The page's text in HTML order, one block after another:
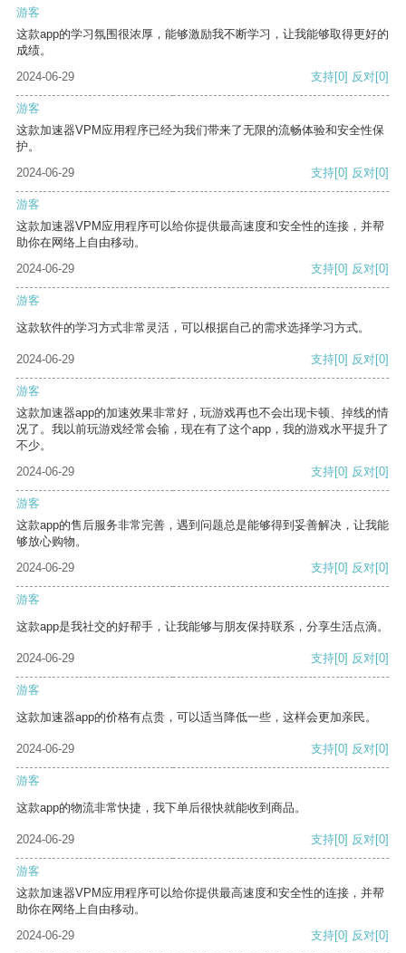
游客
这款app的学习氛围很浓厚，能够激励我不断学习，让我能够取得更好的
成绩。
2024-06-29
支持[0] 反对[0]
游客
这款加速器VPM应用程序已经为我们带来了无限的流畅体验和安全性保
护。
2024-06-29
支持[0] 反对[0]
游客
这款加速器VPM应用程序可以给你提供最高速度和安全性的连接，并帮
助你在网络上自由移动。
2024-06-29
支持[0] 反对[0]
游客
这款软件的学习方式非常灵活，可以根据自己的需求选择学习方式。
2024-06-29 支持[0] 反对[0]
游客
这款加速器app的加速效果非常好，玩游戏再也不会出现卡顿、掉线的情
况了。我以前玩游戏经常会输，现在有了这个app，我的游戏水平提升了
不少。
2024-06-29
支持[0] 反对[0]
游客
这款app的售后服务非常完善，遇到问题总是能够得到妥善解决，让我能
够放心购物。
2024-06-29
支持[0] 反对[0]
游客
这款app是我社交的好帮手，让我能够与朋友保持联系，分享生活点滴。
2024-06-29 支持[0] 反对[0]
游客
这款加速器app的价格有点贵，可以适当降低一些，这样会更加亲民。
2024-06-29 支持[0] 反对[0]
游客
这款app的物流非常快捷，我下单后很快就能收到商品。
2024-06-29 支持[0] 反对[0]
游客
这款加速器VPM应用程序可以给你提供最高速度和安全性的连接，并帮
助你在网络上自由移动。
2024-06-29
支持[0] 反对[0]